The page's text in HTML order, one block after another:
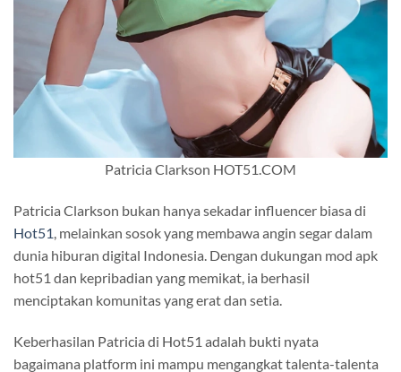
Patricia Clarkson HOT51.COM
Patricia Clarkson bukan hanya sekadar influencer biasa di
Hot51, melainkan sosok yang membawa angin segar dalam
dunia hiburan digital Indonesia. Dengan dukungan mod apk
hot51 dan kepribadian yang memikat, ia berhasil
menciptakan komunitas yang erat dan setia.
Keberhasilan Patricia di Hot51 adalah bukti nyata
bagaimana platform ini mampu mengangkat talenta-talenta